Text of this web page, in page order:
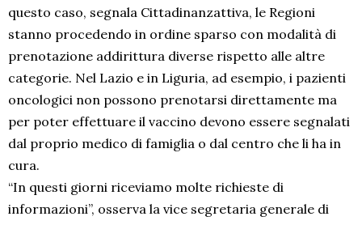
questo caso, segnala Cittadinanzattiva, le Regioni
stanno procedendo in ordine sparso con modalità di
prenotazione addirittura diverse rispetto alle altre
categorie. Nel Lazio e in Liguria, ad esempio, i pazienti
oncologici non possono prenotarsi direttamente ma
per poter effettuare il vaccino devono essere segnalati
dal proprio medico di famiglia o dal centro che li ha in
cura.
“In questi giorni riceviamo molte richieste di
informazioni”, osserva la vice segretaria generale di